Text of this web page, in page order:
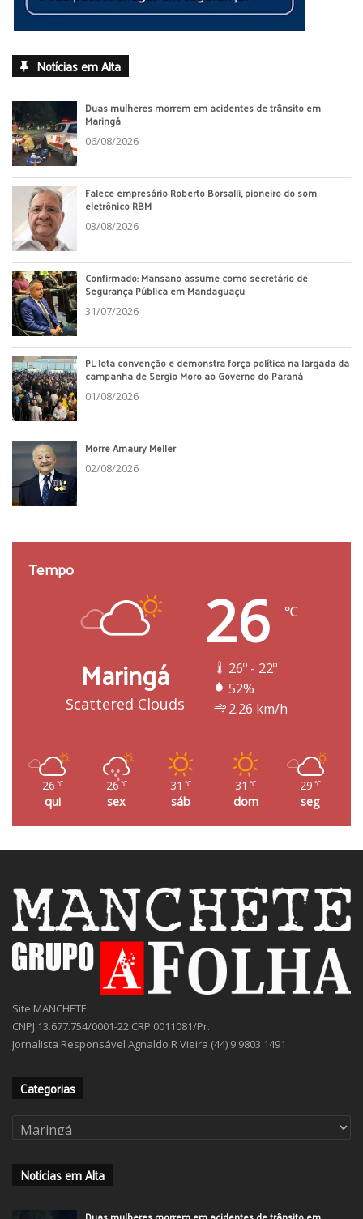
Notícias em Alta
Duas mulheres morrem em acidentes de trânsito em
Maringá
06/08/2026
Falece empresário Roberto Borsalli, pioneiro do som
eletrônico RBM
03/08/2026
Confirmado: Mansano assume como secretário de
Segurança Pública em Mandaguaçu
31/07/2026
PL lota convenção e demonstra força política na largada da
campanha de Sergio Moro ao Governo do Paraná
01/08/2026
Morre Amaury Meller
02/08/2026
Tempo
Maringá
Scattered Clouds
26 ℃
26º - 22º
52%
2.26 km/h
26 ℃
qui
26 ℃
sex
31 ℃
sáb
31 ℃
dom
29 ℃
seg
Site MANCHETE
CNPJ 13.677.754/0001-22 CRP 0011081/Pr.
Jornalista Responsável Agnaldo R Vieira (44) 9 9803 1491
Categorias
Categorias
Notícias em Alta